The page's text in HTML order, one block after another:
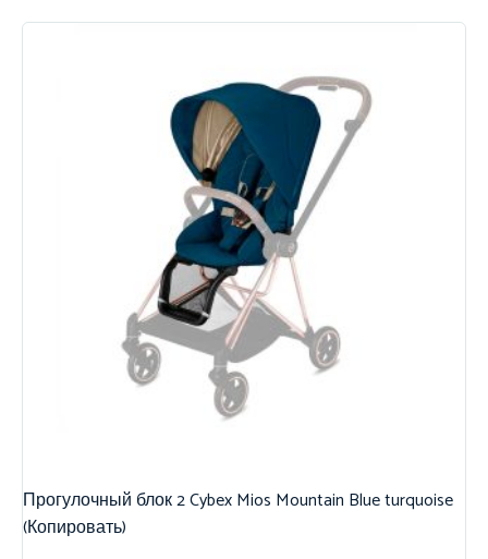
Прогулочный блок 2 Cybex Mios Mountain Blue turquoise
(Копировать)